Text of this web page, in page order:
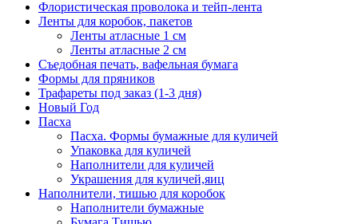
Флористическая проволока и тейп-лента
Ленты для коробок, пакетов
Ленты атласные 1 см
Ленты атласные 2 см
Съедобная печать, вафельная бумага
Формы для пряников
Трафареты под заказ (1-3 дня)
Новый Год
Пасха
Пасха. Формы бумажные для куличей
Упаковка для куличей
Наполнители для куличей
Украшения для куличей,яиц
Наполнители, тишью для коробок
Наполнители бумажные